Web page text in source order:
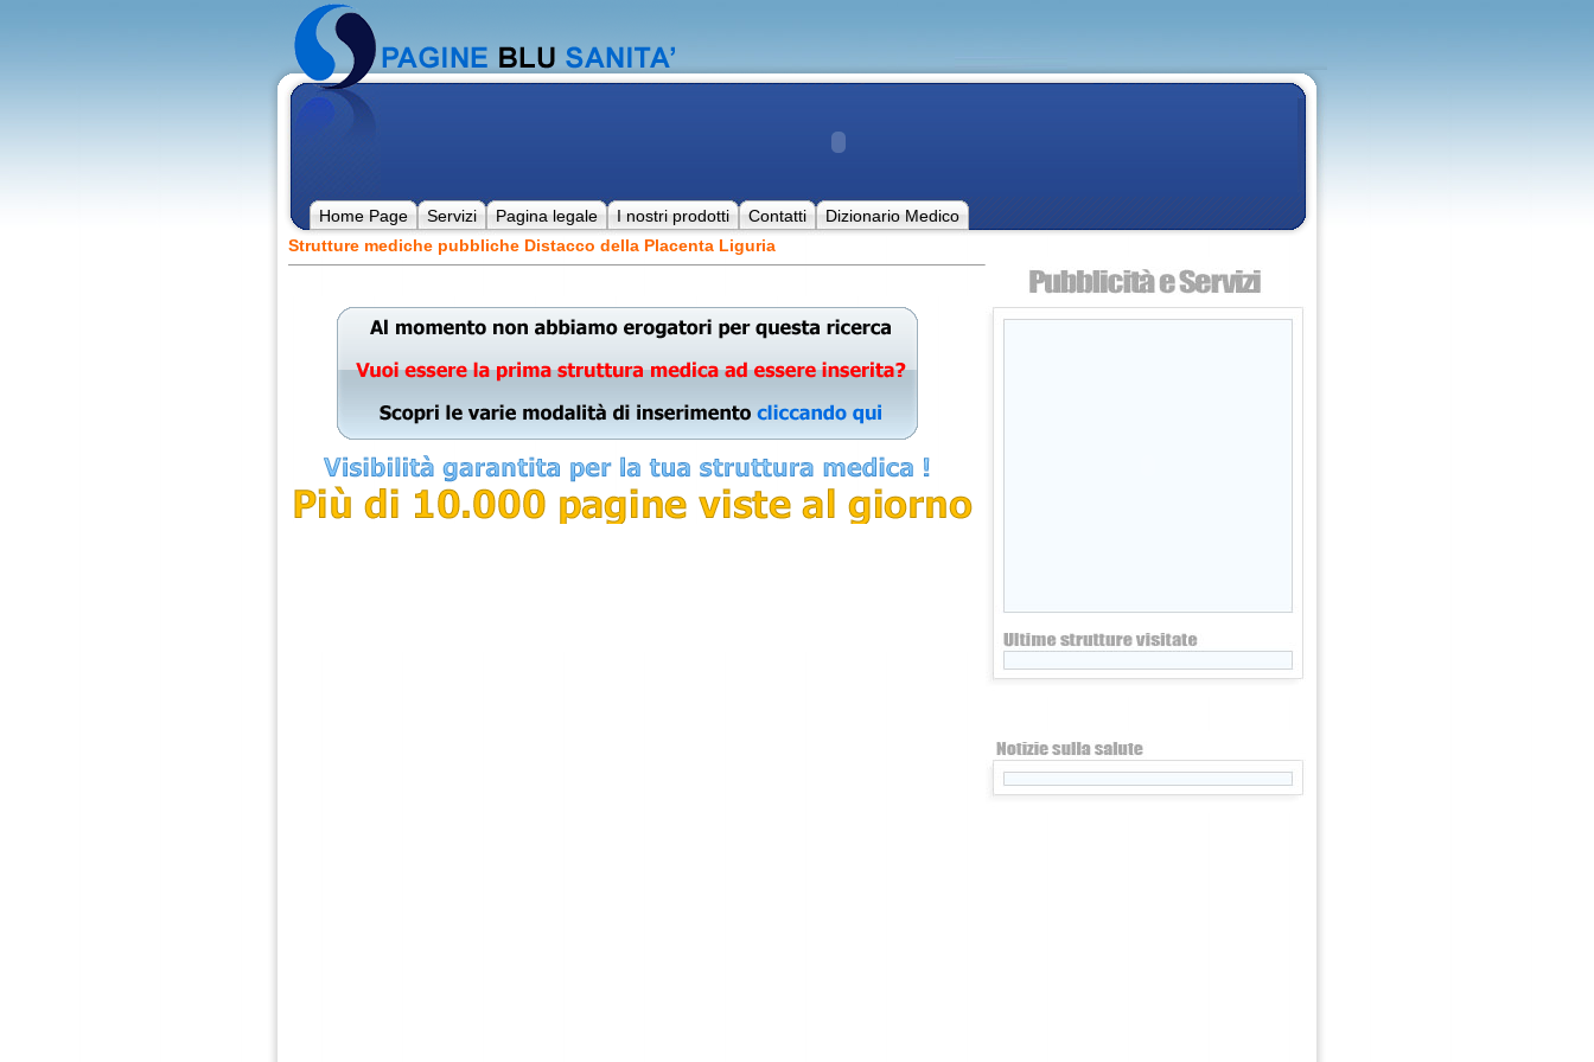
Home Page Servizi Pagina legale I nostri prodotti Contatti
Dizionario Medico
Strutture mediche pubbliche Distacco della Placenta Liguria